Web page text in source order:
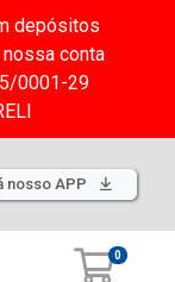
depósitos
conta
0001-29
nosso APP
0